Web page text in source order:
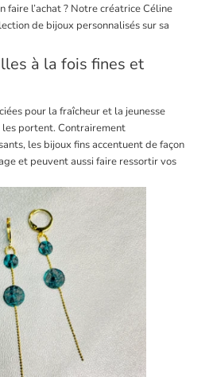
faire l’achat ? Notre créatrice Céline
de bijoux personnalisés sur sa
à la fois fines et
pour la fraîcheur et la jeunesse
les portent. Contrairement
les bijoux fins accentuent de façon
et peuvent aussi faire ressortir vos